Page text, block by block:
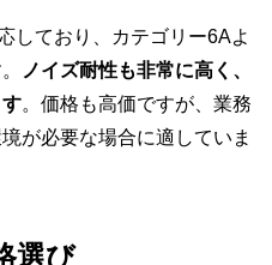
しており、カテゴリー6Aよ
ノイズ耐性も非常に高く、
。価格も高価ですが、業務
が必要な場合に適していま
選び